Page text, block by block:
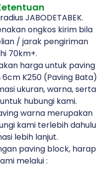
JABODETABEK.
ongkos kirim bila
/ jarak pengiriman
70km+.
harga untuk paving
K250 (Paving Bata)
ukuran, warna, serta
hubungi kami.
warna merupakan
kami terlebih dahulu
lebih lanjut.
paving block, harap
melalui :